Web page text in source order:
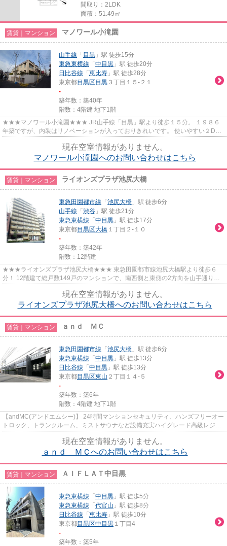
間取り：2LDK
面積：51.49㎡
賃貸｜マンション マノワール小滝園
山手線 「 目黒 」駅 徒歩15分
東急東横線 「 中目黒 」駅 徒歩20分
日比谷線 「 恵比寿 」駅 徒歩28分
東京都目黒区 目黒 ３丁目１５-２１
-
築年数：築40年
階数：4階建 地下1階
★★★マノワール小滝園★★★ JR山手線「目黒」駅より徒歩１５分。 １９８６
年築ですが、内装はリノベーションが入っておりきれいです。 使いやすい２DK
現在空室情報がありません。
マノワール小滝園へのお問い合わせはこちら
賃貸｜マンション ライオンズプラザ池尻大橋
東急田園都市線 「 池尻大橋 」駅 徒歩6分
山手線 「 渋谷 」駅 徒歩21分
東急東横線 「 中目黒 」駅 徒歩17分
東京都目黒区大橋 １丁目２-１０
-
築年数：築42年
階数：12階建
★★★ライオンズプラザ池尻大橋★★★ 東急田園都市線池尻大橋駅より徒歩６
分！ 12階建て総戸数149戸のマンションで、南西側と東側の2方向を山手通りに
現在空室情報がありません。
ライオンズプラザ池尻大橋へのお問い合わせはこちら
賃貸｜マンション ａｎｄ ＭＣ
東急田園都市線 「 池尻大橋 」駅 徒歩6分
東急東横線 「 中目黒 」駅 徒歩13分
日比谷線 「 中目黒 」駅 徒歩13分
東京都目黒区東山 ２丁目１４-５
-
築年数：築6年
階数：4階建 地下1階
【andMC(アンドエムシー)】 24時間マンションセキュリティ、ハンズフリーオー
トロック、トランクルーム、ミストサウナなど設備充実ハイグレード高級レジデ
現在空室情報がありません。
ａｎｄ ＭＣへのお問い合わせはこちら
賃貸｜マンション ＡＩＦＬＡＴ中目黒
東急東横線 「 中目黒 」駅 徒歩5分
東急東横線 「 代官山 」駅 徒歩8分
日比谷線 「 恵比寿 」駅 徒歩10分
東京都目黒区中目黒 １丁目4
-
築年数：築5年